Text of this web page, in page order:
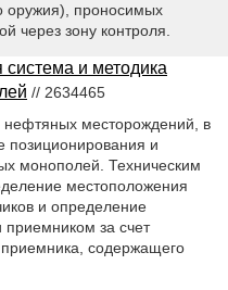
оружия), проносимых
через зону контроля.
и методика
// 2634465
нефтяных месторождений, в
позиционирования и
монополей. Техническим
местоположения
и определение
приемником за счет
содержащего